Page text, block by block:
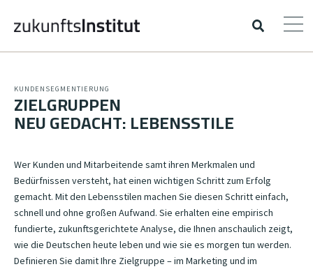
KUNDENSEGMENTIERUNG
ZIELGRUPPEN
NEU GEDACHT: LEBENSSTILE
Wer Kunden und Mitarbeitende samt ihren Merkmalen und
Bedürfnissen versteht, hat einen wichtigen Schritt zum Erfolg
gemacht. Mit den Lebensstilen machen Sie diesen Schritt einfach,
schnell und ohne großen Aufwand. Sie erhalten eine empirisch
fundierte, zukunftsgerichtete Analyse, die Ihnen anschaulich zeigt,
wie die Deutschen heute leben und wie sie es morgen tun werden.
Definieren Sie damit Ihre Zielgruppe – im Marketing und im